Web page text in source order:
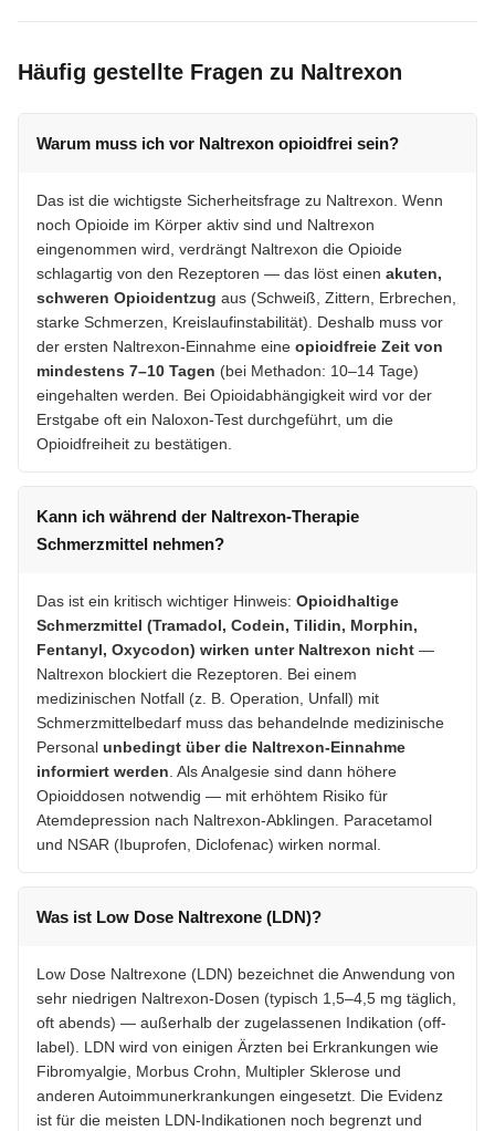
Häufig gestellte Fragen zu Naltrexon
Warum muss ich vor Naltrexon opioidfrei sein?
Das ist die wichtigste Sicherheitsfrage zu Naltrexon. Wenn
noch Opioide im Körper aktiv sind und Naltrexon
eingenommen wird, verdrängt Naltrexon die Opioide
schlagartig von den Rezeptoren — das löst einen akuten,
schweren Opioidentzug aus (Schweiß, Zittern, Erbrechen,
starke Schmerzen, Kreislaufinstabilität). Deshalb muss vor
der ersten Naltrexon-Einnahme eine opioidfreie Zeit von
mindestens 7–10 Tagen (bei Methadon: 10–14 Tage)
eingehalten werden. Bei Opioidabhängigkeit wird vor der
Erstgabe oft ein Naloxon-Test durchgeführt, um die
Opioidfreiheit zu bestätigen.
Kann ich während der Naltrexon-Therapie
Schmerzmittel nehmen?
Das ist ein kritisch wichtiger Hinweis: Opioidhaltige
Schmerzmittel (Tramadol, Codein, Tilidin, Morphin,
Fentanyl, Oxycodon) wirken unter Naltrexon nicht —
Naltrexon blockiert die Rezeptoren. Bei einem
medizinischen Notfall (z. B. Operation, Unfall) mit
Schmerzmittelbedarf muss das behandelnde medizinische
Personal unbedingt über die Naltrexon-Einnahme
informiert werden. Als Analgesie sind dann höhere
Opioiddosen notwendig — mit erhöhtem Risiko für
Atemdepression nach Naltrexon-Abklingen. Paracetamol
und NSAR (Ibuprofen, Diclofenac) wirken normal.
Was ist Low Dose Naltrexone (LDN)?
Low Dose Naltrexone (LDN) bezeichnet die Anwendung von
sehr niedrigen Naltrexon-Dosen (typisch 1,5–4,5 mg täglich,
oft abends) — außerhalb der zugelassenen Indikation (off-
label). LDN wird von einigen Ärzten bei Erkrankungen wie
Fibromyalgie, Morbus Crohn, Multipler Sklerose und
anderen Autoimmunerkrankungen eingesetzt. Die Evidenz
ist für die meisten LDN-Indikationen noch begrenzt und